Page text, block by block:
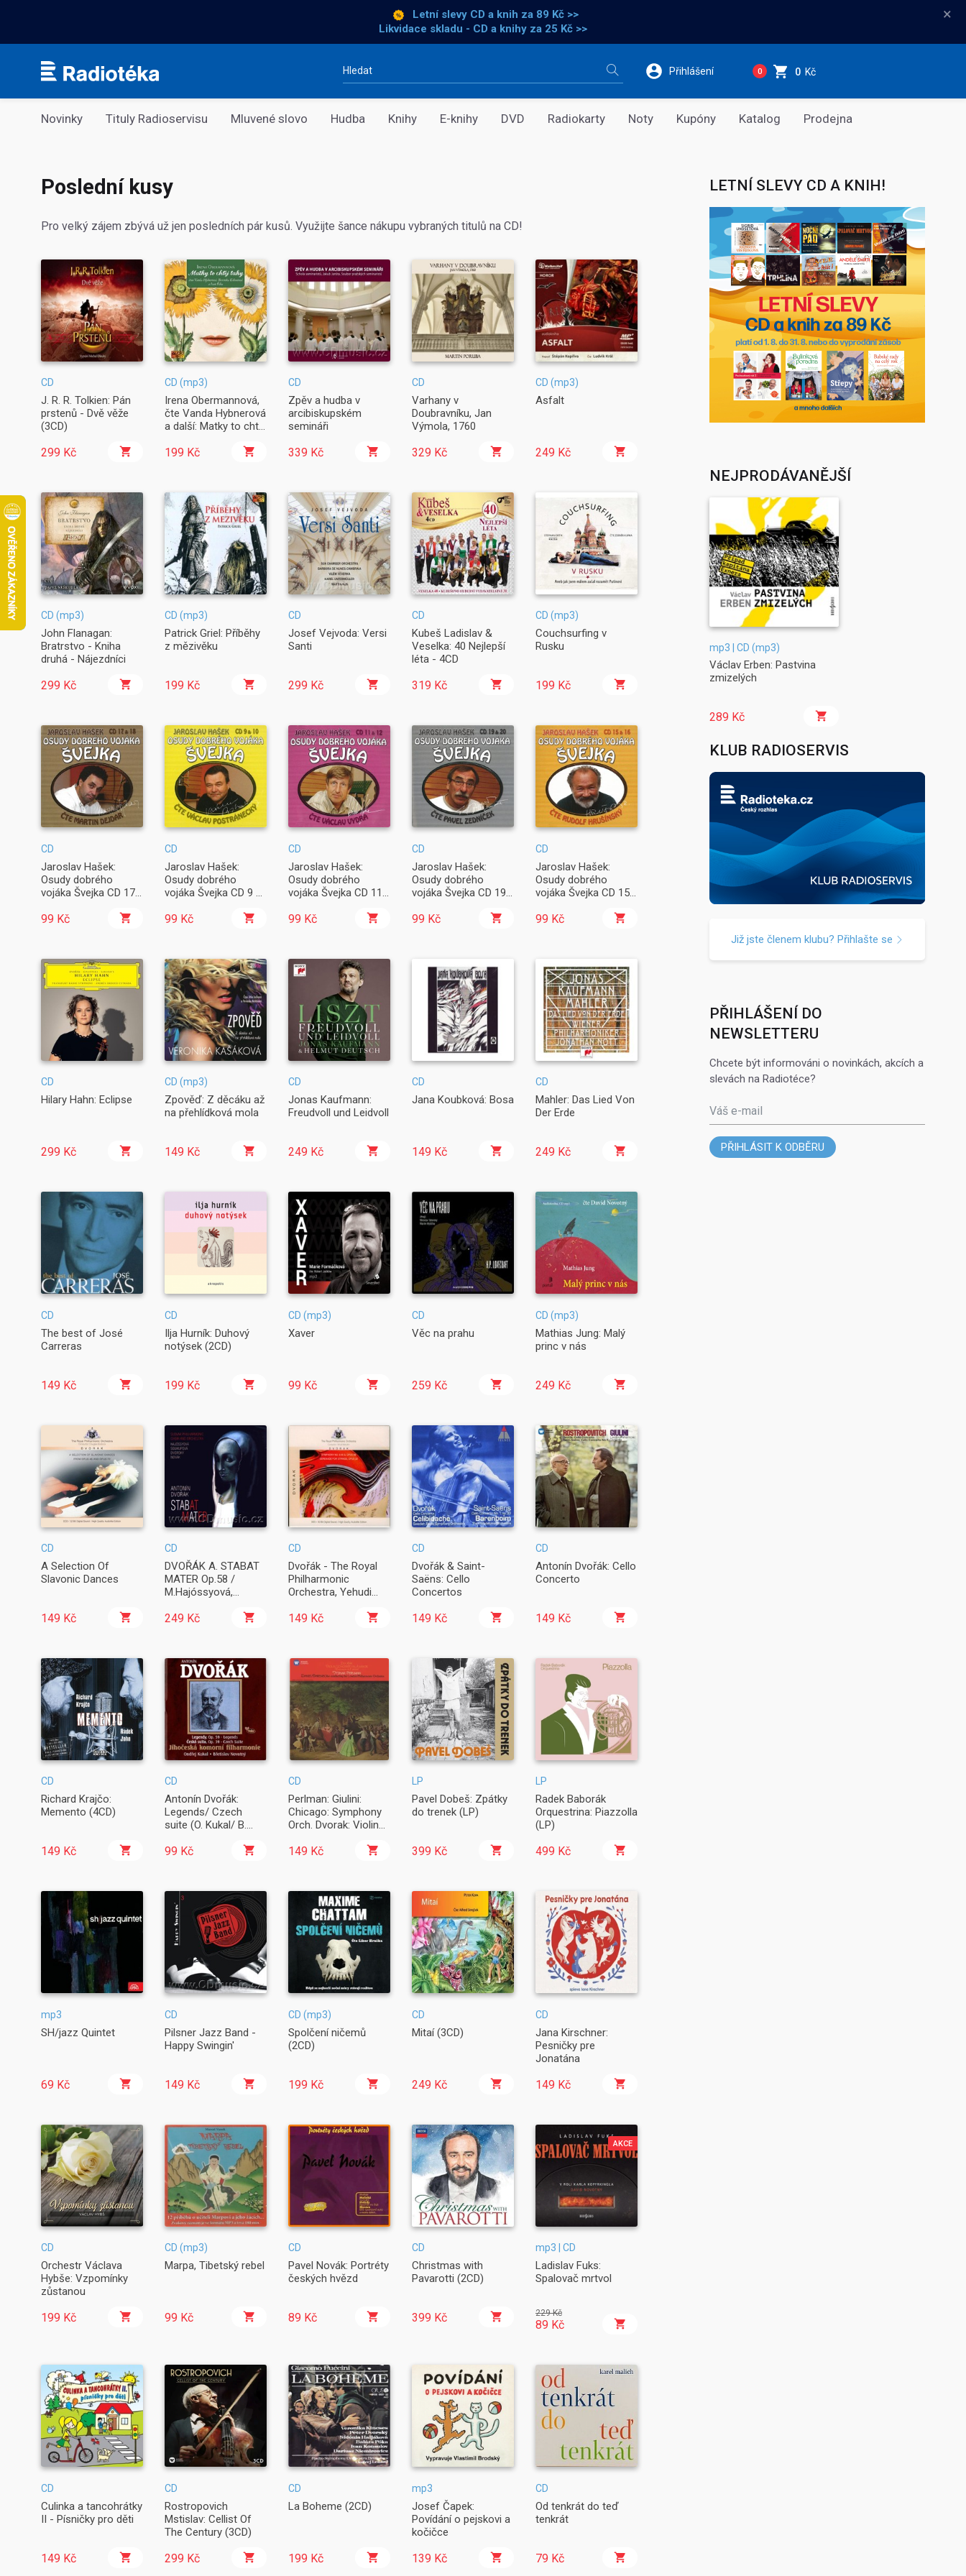
Letní slevy CD a knih za 89 Kč >>
Likvidace skladu - CD a knihy za 25 Kč >>
×
Vyhledávání Přihlášení 0 0 Kč
Kategorie
Novinky Tituly Radioservisu Mluvené slovo Hudba Knihy E-knihy DVD Radiokarty Noty Kupóny Katalog Prodejna
Poslední kusy
Pro velký zájem zbývá už jen posledních pár kusů. Využijte šance nákupu vybraných titulů na CD!
CD
J. R. R. Tolkien: Pán
prstenů - Dvě věže
(3CD)
299 Kč
CD (mp3)
Irena Obermannová,
čte Vanda Hybnerová
a další: Matky to chtěj
199 Kč
CD
Zpěv a hudba v
arcibiskupském
semináři
339 Kč
CD
Varhany v
Doubravníku, Jan
Výmola, 1760
329 Kč
CD (mp3)
Asfalt
249 Kč
CD (mp3)
John Flanagan:
Bratrstvo - Kniha
druhá - Nájezdníci
299 Kč
CD (mp3)
Patrick Griel: Příběhy
z mězivěku
199 Kč
CD
Josef Vejvoda: Versi
Santi
299 Kč
CD
Kubeš Ladislav &
Veselka: 40 Nejlepší
léta - 4CD
319 Kč
CD (mp3)
Couchsurfing v
Rusku
199 Kč
CD
Jaroslav Hašek:
Osudy dobrého
vojáka Švejka CD 17
99 Kč
CD
Jaroslav Hašek:
Osudy dobrého
vojáka Švejka CD 9 &
99 Kč
CD
Jaroslav Hašek:
Osudy dobrého
vojáka Švejka CD 11
99 Kč
CD
Jaroslav Hašek:
Osudy dobrého
vojáka Švejka CD 19
99 Kč
CD
Jaroslav Hašek:
Osudy dobrého
vojáka Švejka CD 15
99 Kč
CD
Hilary Hahn: Eclipse
299 Kč
CD (mp3)
Zpověď: Z děcáku až
na přehlídková mola
149 Kč
CD
Jonas Kaufmann:
Freudvoll und Leidvoll
249 Kč
CD
Jana Koubková: Bosa
149 Kč
CD
Mahler: Das Lied Von
Der Erde
249 Kč
CD
The best of José
Carreras
149 Kč
CD
Ilja Hurník: Duhový
notýsek (2CD)
199 Kč
CD (mp3)
Xaver
99 Kč
CD
Věc na prahu
259 Kč
CD (mp3)
Mathias Jung: Malý
princ v nás
249 Kč
CD
A Selection Of
Slavonic Dances
149 Kč
CD
DVOŘÁK A. STABAT
MATER Op.58 /
M.Hajóssyová,
P.Dvorský, R.Novák
249 Kč
CD
Dvořák - The Royal
Philharmonic
Orchestra, Yehudi
149 Kč
CD
Dvořák & Saint-
Saëns: Cello
Concertos
149 Kč
CD
Antonín Dvořák: Cello
Concerto
149 Kč
CD
Richard Krajčo:
Memento (4CD)
149 Kč
CD
Antonín Dvořák:
Legends/ Czech
suite (O. Kukal/ B.
99 Kč
CD
Perlman: Giulini:
Chicago: Symphony
Orch. Dvorak: Violin
Romance Op.11
149 Kč
LP
Pavel Dobeš: Zpátky
do trenek (LP)
399 Kč
LP
Radek Baborák
Orquestrina: Piazzolla
(LP)
499 Kč
mp3
SH/jazz Quintet
69 Kč
CD
Pilsner Jazz Band -
Happy Swingin'
149 Kč
CD (mp3)
Spolčení ničemů
(2CD)
199 Kč
CD
Mitaí (3CD)
249 Kč
CD
Jana Kirschner:
Pesničky pre
Jonatána
149 Kč
CD
Orchestr Václava
Hybše: Vzpomínky
zůstanou
199 Kč
CD (mp3)
Marpa, Tibetský rebel
99 Kč
CD
Pavel Novák: Portréty
českých hvězd
89 Kč
CD
Christmas with
Pavarotti (2CD)
399 Kč
AKCE
mp3 | CD
Ladislav Fuks:
Spalovač mrtvol
229 Kč
89 Kč
CD
Culinka a tancohrátky
II - Písničky pro děti
149 Kč
CD
Rostropovich
Mstislav: Cellist Of
The Century (3CD)
299 Kč
CD
La Boheme (2CD)
199 Kč
mp3
Josef Čapek:
Povídání o pejskovi a
kočičce
139 Kč
CD
Od tenkrát do teď
tenkrát
79 Kč
LETNÍ SLEVY CD A KNIH!
NEJPRODÁVANĚJŠÍ
mp3 | CD (mp3)
Václav Erben: Pastvina
zmizelých
289 Kč
KLUB RADIOSERVIS
Již jste členem klubu? Přihlašte se
PŘIHLÁŠENÍ DO
NEWSLETTERU
Chcete být informováni o novinkách, akcích a
slevách na Radiotéce?
Váš e-mail
PŘIHLÁSIT K ODBĚRU